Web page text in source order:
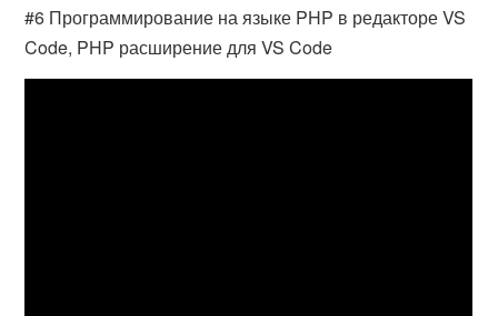
#6 Программирование на языке PHP в редакторе VS
Code, PHP расширение для VS Code